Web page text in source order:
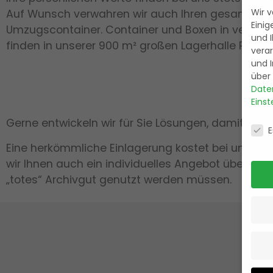
Auf Wunsch verwahren wir auch Ihren gesamten
Umzugscontainer. Container und Boxen in
finden in unserer 900 m² großen Lagerhalle Platz.
Gerne entwickeln wir für Sie Lösungen, damit
Eine herkömmliche Einlagerung kostet bei uns €
wir Ihnen auch ein individuelles Angebot über
„totes“ Archivgut genutzt werden müssen.
Wir
und
und
über